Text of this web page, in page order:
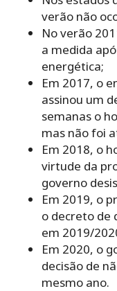
verão não
No verão
a medida
energética;
Em 2017, o
assinou um
semanas o
mas não foi
Em 2018, o
virtude da
governo
Em 2019, o
o decreto de
em 2019/
Em 2020, o
decisão de
mesmo ano.